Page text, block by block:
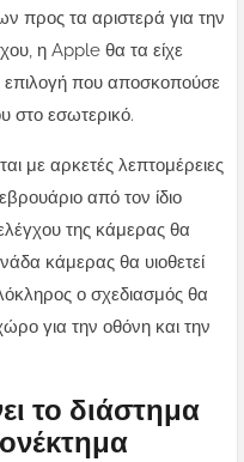
προς τα αριστερά για την
η Apple θα τα είχε
επιλογή που αποσκοπούσε
στο εσωτερικό.
με αρκετές λεπτομέρειες
από τον ίδιο
της κάμερας θα
κάμερας θα υιοθετεί
ο σχεδιασμός θα
για την οθόνη και την
το διάστημα